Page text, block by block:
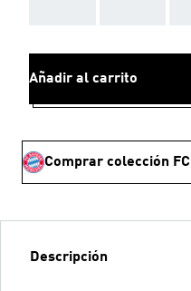
Añadir al carrito
Comprar colección
Descripción